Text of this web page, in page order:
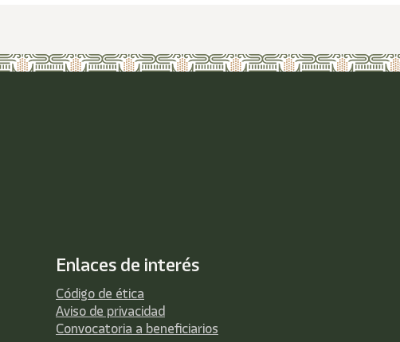
Enlaces de interés
Código de ética
Aviso de privacidad
Convocatoria a beneficiarios